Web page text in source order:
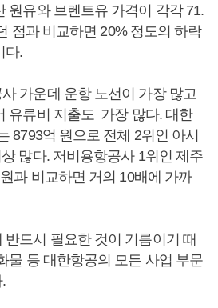
원유와 브렌트유 가격이 각각 71.
점과 비교하면 20% 정도의 하락
다.
가운데 운항 노선이 가장 많고
유류비 지출도 가장 많다. 대한
8793억 원으로 전체 2위인 아시
많다. 저비용항공사 1위인 제주
과 비교하면 거의 10배에 가까
드시 필요한 것이 기름이기 때
물 등 대한항공의 모든 사업 부문